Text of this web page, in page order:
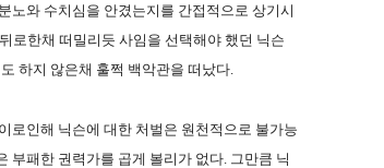
노와 수치심을 안겼는지를 간접적으로 상기시
로한채 떠밀리듯 사임을 선택해야 했던 닉슨
하지 않은채 훌쩍 백악관을 떠났다.
로인해 닉슨에 대한 처벌은 원천적으로 불가능
부패한 권력가를 곱게 볼리가 없다. 그만큼 닉